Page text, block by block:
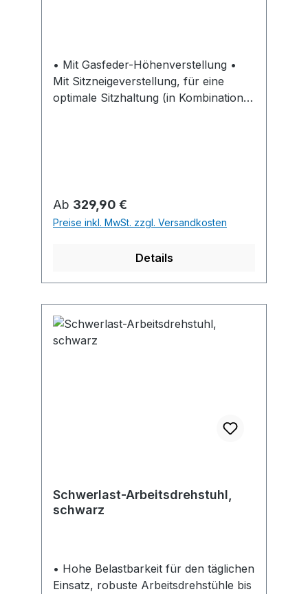
• Mit Gasfeder-Höhenverstellung •
Mit Sitzneigeverstellung, für eine
optimale Sitzhaltung (in Kombination
Fußkreuz aus Stahl-Rechteckrohr
Hinweis: Gegen Mehrpreis
nachrüstbar mit mybtec 360°®, 360°
Sitzen, einfache Fixierung der
Beweglichkeit, wenn erforderlich.
®- Technologie • Stufenlos und
individuell einstellbar • Fest fixierbar •
Anregung des Kreislaufes •
Regulärer Preis:
Ab 329,90 €
Preise inkl. MwSt. zzgl. Versandkosten
Details
Schwerlast-Arbeitsdrehstuhl,
schwarz
• Hohe Belastbarkeit für den täglichen
Einsatz, robuste Arbeitsdrehstühle bis